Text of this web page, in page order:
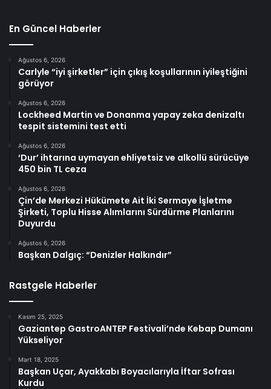
En Güncel Haberler
Ağustos 6, 2026
Carlyle “iyi şirketler” için çıkış koşullarının iyileştiğini
görüyor
Ağustos 6, 2026
Lockheed Martin ve Donanma yapay zeka denizaltı
tespit sistemini test etti
Ağustos 6, 2026
‘Dur’ ihtarına uymayan ehliyetsiz ve alkollü sürücüye
450 bin TL ceza
Ağustos 6, 2026
Çin’de Merkezi Hükümete Ait İki Sermaye İşletme
Şirketi, Toplu Hisse Alımlarını Sürdürme Planlarını
Duyurdu
Ağustos 6, 2026
Başkan Dalgıç: “Denizler Halkındır”
Rastgele Haberler
Kasım 25, 2025
Gaziantep GastroANTEP Festivali’nde Kebap Dumanı
Yükseliyor
Mart 18, 2025
Başkan Uçar, Ayakkabı Boyacılarıyla İftar Sofrası
Kurdu